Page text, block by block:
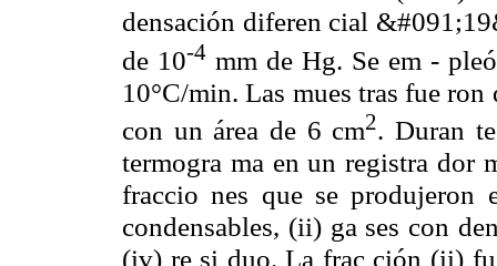
densación diferen cial
de 10-4 mm de Hg. Se em -
10°C/min. Las mues tras fue ron
con un área de 6 cm2. Duran
termogra ma en un registra dor
fraccio nes que se produjeron
condensables, (ii) ga ses con
(iv) re si duo. La frac ción (ii)